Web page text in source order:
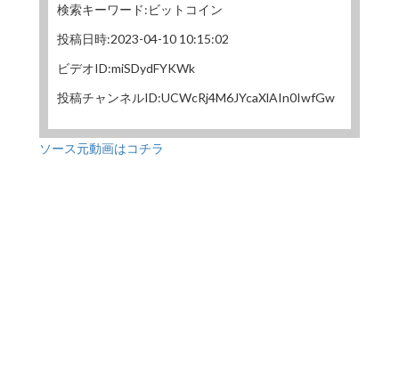
検索キーワード:ビットコイン
投稿日時:2023-04-10 10:15:02
ビデオID:miSDydFYKWk
投稿チャンネルID:UCWcRj4M6JYcaXlAIn0IwfGw
ソース元動画はコチラ